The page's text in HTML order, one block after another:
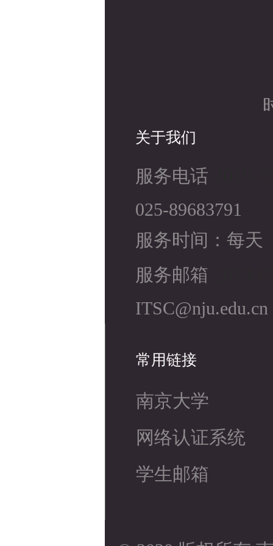
关于我们
服务电话
025-89683791
服务时间：每天
服务邮箱
ITSC@nju.edu.cn
常用链接
南京大学
网络认证系统
学生邮箱